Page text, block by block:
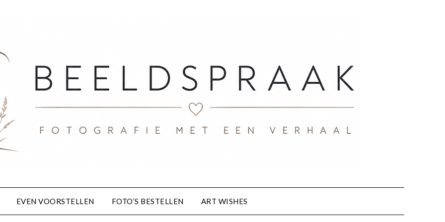
EVEN VOORSTELLEN FOTO’S BESTELLEN ART WISHES